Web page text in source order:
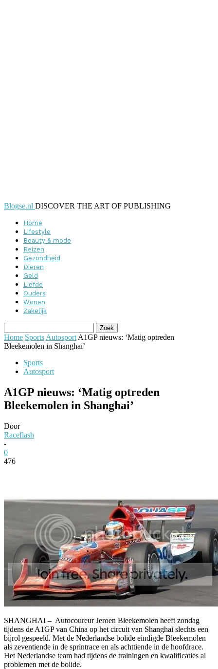
Blogse.nl DISCOVER THE ART OF PUBLISHING
Home
Lifestyle
Beauty & mode
Reizen
Gezondheid
Dieren
Geld
Liefde
Ouders
Wonen
Zakelijk
Home Sports Autosport A1GP nieuws: ‘Matig optreden
Bleekemolen in Shanghai’
Sports
Autosport
A1GP nieuws: ‘Matig optreden
Bleekemolen in Shanghai’
Door
Raceflash
-
0
476
SHANGHAI – Autocoureur Jeroen Bleekemolen heeft zondag
tijdens de A1GP van China op het circuit van Shanghai slechts een
bijrol gespeeld. Met de Nederlandse bolide eindigde Bleekemolen
als zeventiende in de sprintrace en als achttiende in de hoofdrace.
Het Nederlandse team had tijdens de trainingen en kwalificaties al
problemen met de bolide.